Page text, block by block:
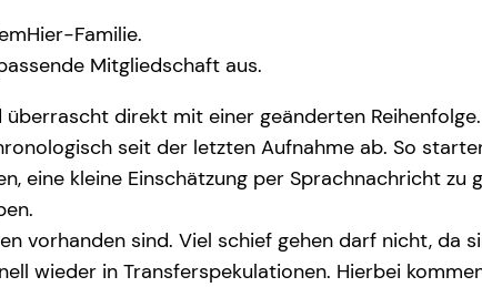
Familie.
Mitgliedschaft aus.
direkt mit einer geänderten
seit der letzten Aufnahme ab. So
eine kleine Einschätzung per Sprachnachricht zu
vorhanden sind. Viel schief gehen darf nicht, da
wieder in Transferspekulationen. Hierbei